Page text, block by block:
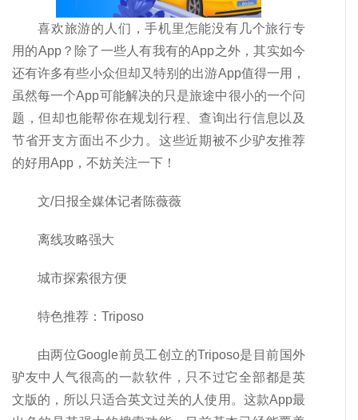
喜欢旅游的人们，手机里怎能没有几个旅行专
用的App？除了一些人有我有的App之外，其实如今
还有许多有些小众但却又特别的出游App值得一用，
虽然每一个App可能解决的只是旅途中很小的一个问
题，但却也能帮你在规划行程、查询出行信息以及
节省开支方面出不少力。这些近期被不少驴友推荐
的好用App，不妨关注一下！
文/日报全媒体记者陈薇薇
离线攻略强大
城市探索很方便
特色推荐：Triposo
由两位Google前员工创立的Triposo是目前国外
驴友中人气很高的一款软件，只不过它全部都是英
文版的，所以只适合英文过关的人使用。这款App最